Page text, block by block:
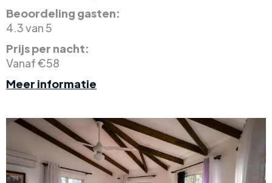
Beoordeling gasten:
4.3 van 5
Prijs per nacht:
Vanaf €58
Meer informatie